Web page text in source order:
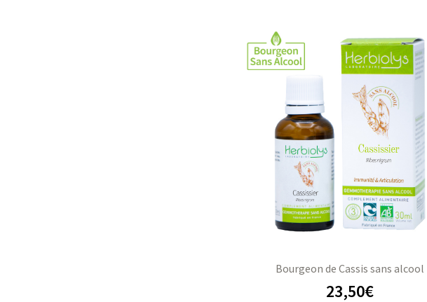
Bourgeon de Cassis sans alcool
23,50€